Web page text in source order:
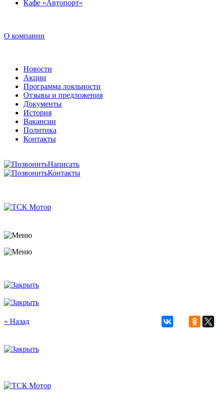
Акции
Программа лояльности
Отзывы и предложения
Документы
История
Вакансии
Политика
Контакты
Контакты